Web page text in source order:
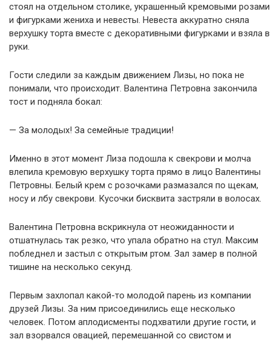
стоял на отдельном столике, украшенный кремовыми розами
и фигурками жениха и невесты. Невеста аккуратно сняла
верхушку торта вместе с декоративными фигурками и взяла в
руки.
Гости следили за каждым движением Лизы, но пока не
понимали, что происходит. Валентина Петровна закончила
тост и подняла бокал:
— За молодых! За семейные традиции!
Именно в этот момент Лиза подошла к свекрови и молча
влепила кремовую верхушку торта прямо в лицо Валентины
Петровны. Белый крем с розочками размазался по щекам,
носу и лбу свекрови. Кусочки бисквита застряли в волосах.
Валентина Петровна вскрикнула от неожиданности и
отшатнулась так резко, что упала обратно на стул. Максим
побледнел и застыл с открытым ртом. Зал замер в полной
тишине на несколько секунд.
Первым захлопал какой-то молодой парень из компании
друзей Лизы. За ним присоединились еще несколько
человек. Потом аплодисменты подхватили другие гости, и
зал взорвался овацией, перемешанной со свистом и